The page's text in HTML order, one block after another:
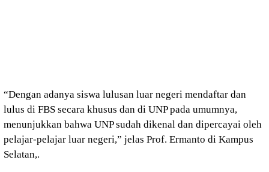
“Dengan adanya siswa lulusan luar negeri mendaftar dan
lulus di FBS secara khusus dan di UNP pada umumnya,
menunjukkan bahwa UNP sudah dikenal dan dipercayai oleh
pelajar-pelajar luar negeri,” jelas Prof. Ermanto di Kampus
Selatan,.